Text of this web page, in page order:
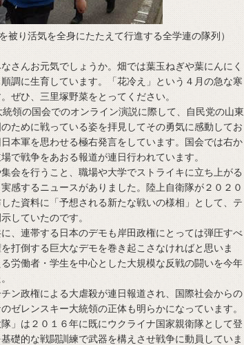
り活気を全身にたたえて行進する全学連の隊列）
さんお元気でしょうか。畑では葉玉ねぎや葉にんにく
調に生育しています。「花冷え」という４月の急な寒
ぜひ、三里塚野菜をとってください。
領の国会でのオンライン演説に際して、自民党の山東
ために戦っている姿を拝見してその勇気に感動してお
本軍を思わせる極右発言をしています。国会では右か
で戦争をあおる報道が連日行われています。
会を行うこと、職場や大学でストライキに立ち上がる
感するニュースがありました。陸上自衛隊が２０２０
た資料に「予想される新たな戦いの様相」として、テ
していたのです。
、連帯する日本のデモも岸田政権にとっては弾圧すべ
打倒する巨大なデモを巻き起こさなければと思いま
労働者・学生を中心とした大規模な反戦の闘いを今年
ン政権による大虐殺が連日報道され、国際社会からの
ゼレンスキー大統領の正体も明らかになっています。
」は２０１６年に既にウクライナ国家親衛隊として登
礎的な戦闘訓練で武器を構えさせ戦争に動員していま